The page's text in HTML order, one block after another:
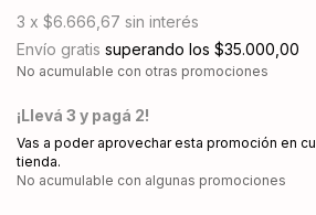
3 x $6.666,67 sin interés
Envío gratis superando los $35.000,00
No acumulable con otras promociones
¡Llevá 3 y pagá 2!
Vas a poder aprovechar esta promoción en
tienda.
No acumulable con algunas promociones